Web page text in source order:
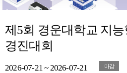
제5회 경운대학교 지
경진대회
2026-07-21 ~ 2026-07-21 마감